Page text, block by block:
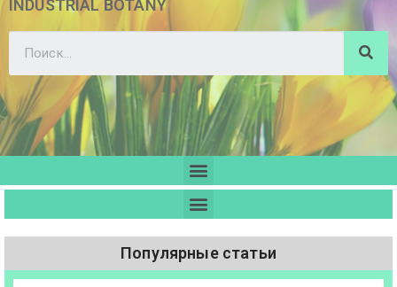
INDUSTRIAL BOTANY
Популярные статьи